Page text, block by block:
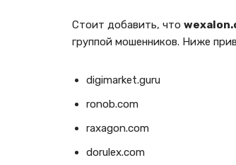
Стоит добавить, что
группой мошенников. Ниже
digimarket.guru
ronob.com
raxagon.com
dorulex.com